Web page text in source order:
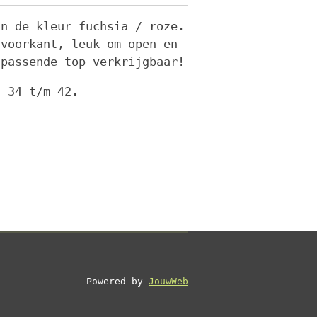
in de kleur fuchsia / roze.
leuk om open en
top verkrijgbaar!
34 t/m 42.
Powered by JouwWeb